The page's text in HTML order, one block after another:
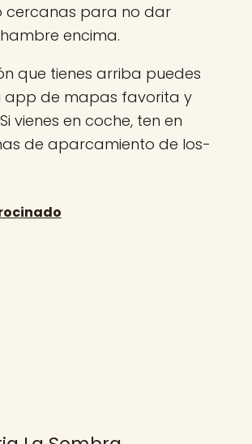
cercanas para no dar
encima.
que tienes arriba puedes
app de mapas favorita y
vienes en coche, ten en
de aparcamiento de los-